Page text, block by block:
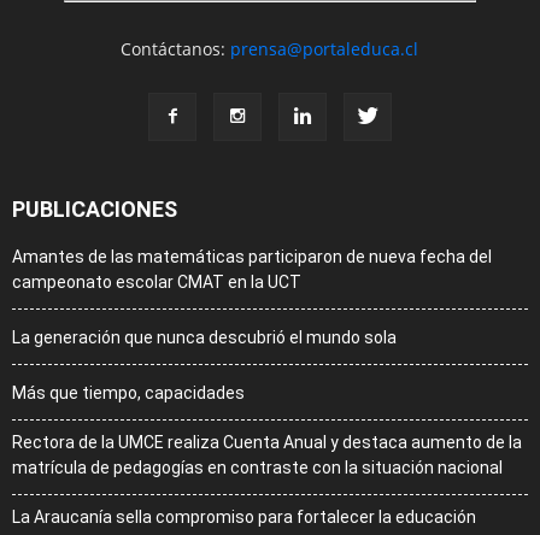
Contáctanos: prensa@portaleduca.cl
PUBLICACIONES
Amantes de las matemáticas participaron de nueva fecha del
campeonato escolar CMAT en la UCT
La generación que nunca descubrió el mundo sola
Más que tiempo, capacidades
Rectora de la UMCE realiza Cuenta Anual y destaca aumento de la
matrícula de pedagogías en contraste con la situación nacional
La Araucanía sella compromiso para fortalecer la educación